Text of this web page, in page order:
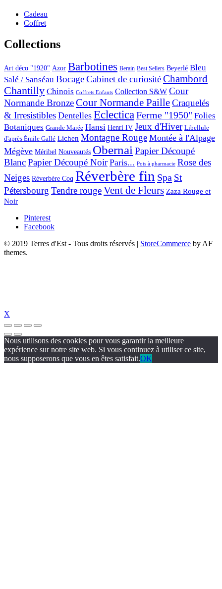
Cadeau
Coffret
Collections
Art déco "1920" Azor Barbotines Berain Best Sellers Beyerlé Bleu
Salé / Sanséau BocageCabinet de curiositéChambord
Chantilly Chinois Coffrets Enfants Collection S&W Cour
Normande BronzeCour Normande PailleCraquelés
& Irresistibles Dentelles EclecticaFerme "1950" Folies
Botaniques Grande Marée Hansi Henri IV Jeux d'Hiver Libellule
d'après Émile Gallé Lichen Montagne Rouge Montée à l'Alpage
Mégève Méribel Nouveautés ObernaiPapier Découpé
BlancPapier Découpé Noir Paris... Pots à pharmacie Rose des
Neiges Réverbère Coq Réverbère fin Spa St
Pétersbourg Tendre rougeVent de Fleurs Zaza Rouge et
Noir
Pinterest
Facebook
© 2019 Terres d'Est - Tous droits réservés
StoreCommerce by AF
themes.
X
Nous utilisons des cookies pour vous garantir la meilleure
expérience sur notre site web. Si vous continuez à utiliser ce site,
nous supposerons que vous en êtes satisfait.OK